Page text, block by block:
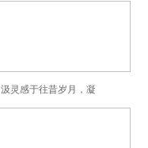
汲灵感于往昔岁月，凝